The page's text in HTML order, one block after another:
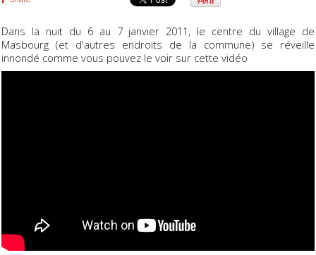
Dans la nuit du 6 au 7 janvier 2011, le centre du village de
Masbourg (et d'autres endroits de la commune) se réveille
innondé comme vous pouvez le voir sur cette vidéo